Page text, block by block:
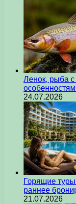
Ленок, рыба
24.07.2026
Горящие туры
раннее
21.07.2026